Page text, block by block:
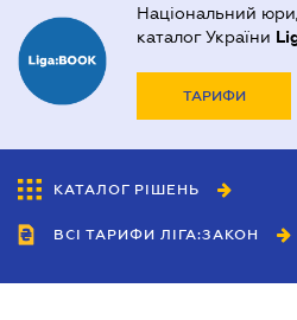
Національний
каталог України
ТАРИФИ
КАТАЛОГ РІШЕНЬ
ВСІ ТАРИФИ ЛІГА:ЗАКОН